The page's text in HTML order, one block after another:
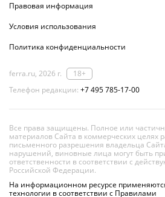
Правовая информация
Условия использования
Политика конфиденциальности
ferra.ru, 2026 г.
18+
Телефон редакции: +7 495 785-17-00
Все права защищены. Полное или
материалов Сайта в коммерческих целях
письменного разрешения владельца
нарушений, виновные лица могут быть
ответственности в соответствии с
Российской Федерации.
На информационном ресурсе
технологии в соответствии с Правилами